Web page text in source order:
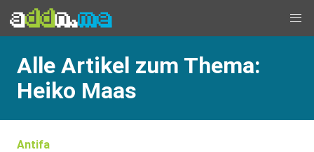
Alle Artikel zum Thema:
Heiko Maas
Antifa